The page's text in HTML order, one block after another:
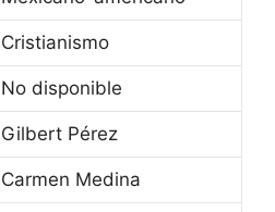
Cristianismo
No disponible
Gilbert Pérez
Carmen Medina